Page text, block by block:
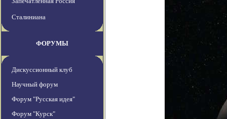
Сталиниана
ФОРУМЫ
Дискуссионный клуб
Научный форум
Форум "Русская идея"
Форум "Курск"